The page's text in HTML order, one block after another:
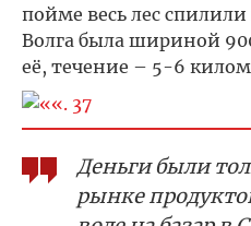
пойме весь лес
Волга была шириной
её, течение – 5-6
Деньги были
рынке